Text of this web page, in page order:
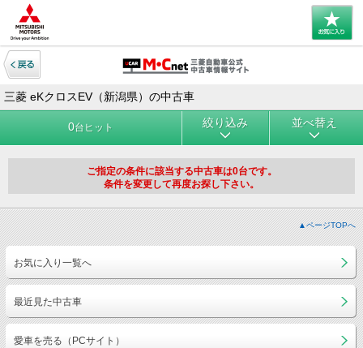
三菱 eKクロスEV（新潟県）の中古車
0台ヒット 絞り込み 並べ替え
ご指定の条件に該当する中古車は0台です。
条件を変更して再度お探し下さい。
▲ページTOPへ
お気に入り一覧へ
最近見た中古車
愛車を売る（PCサイト）